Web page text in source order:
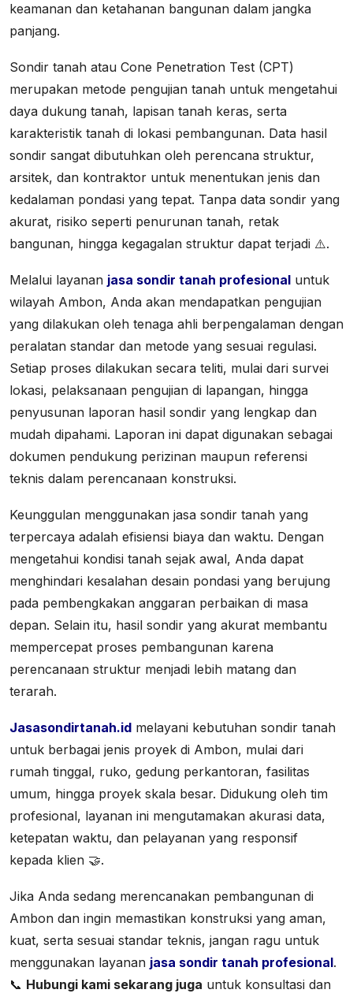
keamanan dan ketahanan bangunan dalam jangka
panjang.
Sondir tanah atau Cone Penetration Test (CPT)
merupakan metode pengujian tanah untuk mengetahui
daya dukung tanah, lapisan tanah keras, serta
karakteristik tanah di lokasi pembangunan. Data hasil
sondir sangat dibutuhkan oleh perencana struktur,
arsitek, dan kontraktor untuk menentukan jenis dan
kedalaman pondasi yang tepat. Tanpa data sondir yang
akurat, risiko seperti penurunan tanah, retak
bangunan, hingga kegagalan struktur dapat terjadi ⚠️.
Melalui layanan jasa sondir tanah profesional untuk
wilayah Ambon, Anda akan mendapatkan pengujian
yang dilakukan oleh tenaga ahli berpengalaman dengan
peralatan standar dan metode yang sesuai regulasi.
Setiap proses dilakukan secara teliti, mulai dari survei
lokasi, pelaksanaan pengujian di lapangan, hingga
penyusunan laporan hasil sondir yang lengkap dan
mudah dipahami. Laporan ini dapat digunakan sebagai
dokumen pendukung perizinan maupun referensi
teknis dalam perencanaan konstruksi.
Keunggulan menggunakan jasa sondir tanah yang
terpercaya adalah efisiensi biaya dan waktu. Dengan
mengetahui kondisi tanah sejak awal, Anda dapat
menghindari kesalahan desain pondasi yang berujung
pada pembengkakan anggaran perbaikan di masa
depan. Selain itu, hasil sondir yang akurat membantu
mempercepat proses pembangunan karena
perencanaan struktur menjadi lebih matang dan
terarah.
Jasasondirtanah.id melayani kebutuhan sondir tanah
untuk berbagai jenis proyek di Ambon, mulai dari
rumah tinggal, ruko, gedung perkantoran, fasilitas
umum, hingga proyek skala besar. Didukung oleh tim
profesional, layanan ini mengutamakan akurasi data,
ketepatan waktu, dan pelayanan yang responsif
kepada klien 🤝.
Jika Anda sedang merencanakan pembangunan di
Ambon dan ingin memastikan konstruksi yang aman,
kuat, serta sesuai standar teknis, jangan ragu untuk
menggunakan layanan jasa sondir tanah profesional.
📞 Hubungi kami sekarang juga untuk konsultasi dan